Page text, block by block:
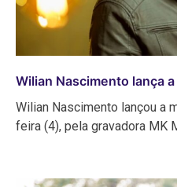
Wilian Nascimento lança
Wilian Nascimento lançou a
feira (4), pela gravadora MK